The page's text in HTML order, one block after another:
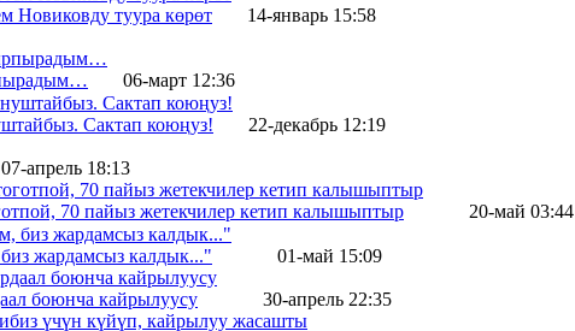
Новиковду туура көрөт
14-январь 15:58
06-март 12:36
Сактап коюңуз! 22-декабрь 12:19
07-апрель 18:13
70 пайыз жетекчилер кетип калышыптыр 20-май 03:44
жардамсыз калдык..." 01-май 15:09
боюнча кайрылуусу 30-апрель 22:35